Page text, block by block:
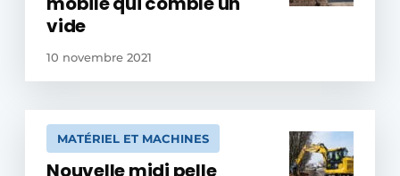
vide
10 novembre 2021
MATÉRIEL ET MACHINES
Nouvelle midi pelle